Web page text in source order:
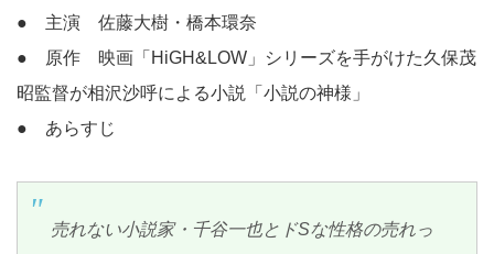
● 主演 佐藤大樹・橋本環奈
● 原作 映画「HiGH&LOW」シリーズを手がけた久保茂
昭監督が相沢沙呼による小説「小説の神様」
● あらすじ
売れない小説家・千谷一也とドSな性格の売れっ